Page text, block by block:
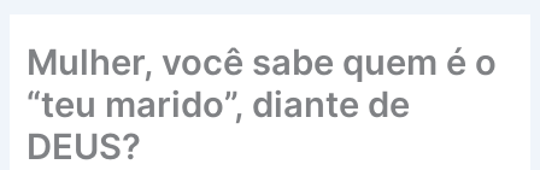
Mulher, você sabe quem é o
“teu marido”, diante de
DEUS?